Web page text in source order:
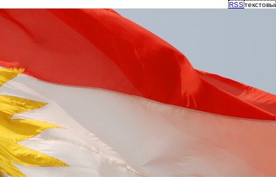
RSS